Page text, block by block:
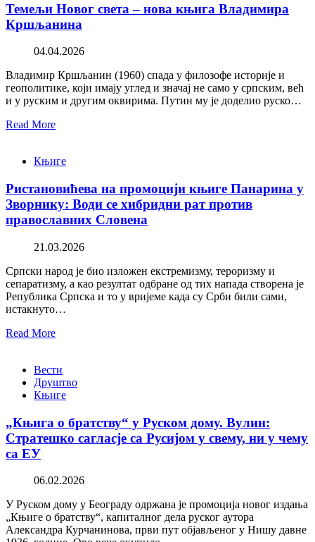
Темељи Новог света – нова књига Владимира
Кршљанина
04.04.2026
Владимир Кршљанин (1960) спада у филозофе историје и
геополитике, који имају углед и значај не само у српским, већ
и у руским и другим оквирима. Путин му је доделио руско…
Read More
Књиге
Ристановићева на промоцији књиге Панарина у
Зворнику: Води се хибридни рат против
православних Словена
21.03.2026
Српски народ је био изложен екстремизму, тероризму и
сепаратизму, а као резултат одбране од тих напада створена је
Република Српска и то у вријеме када су Срби били сами,
истакнуто…
Read More
Вести
Друштво
Књиге
„Књига о братству“ у Руском дому. Вулин:
Стратешко сагласје са Русијом у свему, ни у чему
са ЕУ
06.02.2026
У Руском дому у Београду одржана је промоција новог издања
„Књиге о братству“, капиталног дела руског аутора
Александра Курчанинова, први пут објављеног у Нишу давне